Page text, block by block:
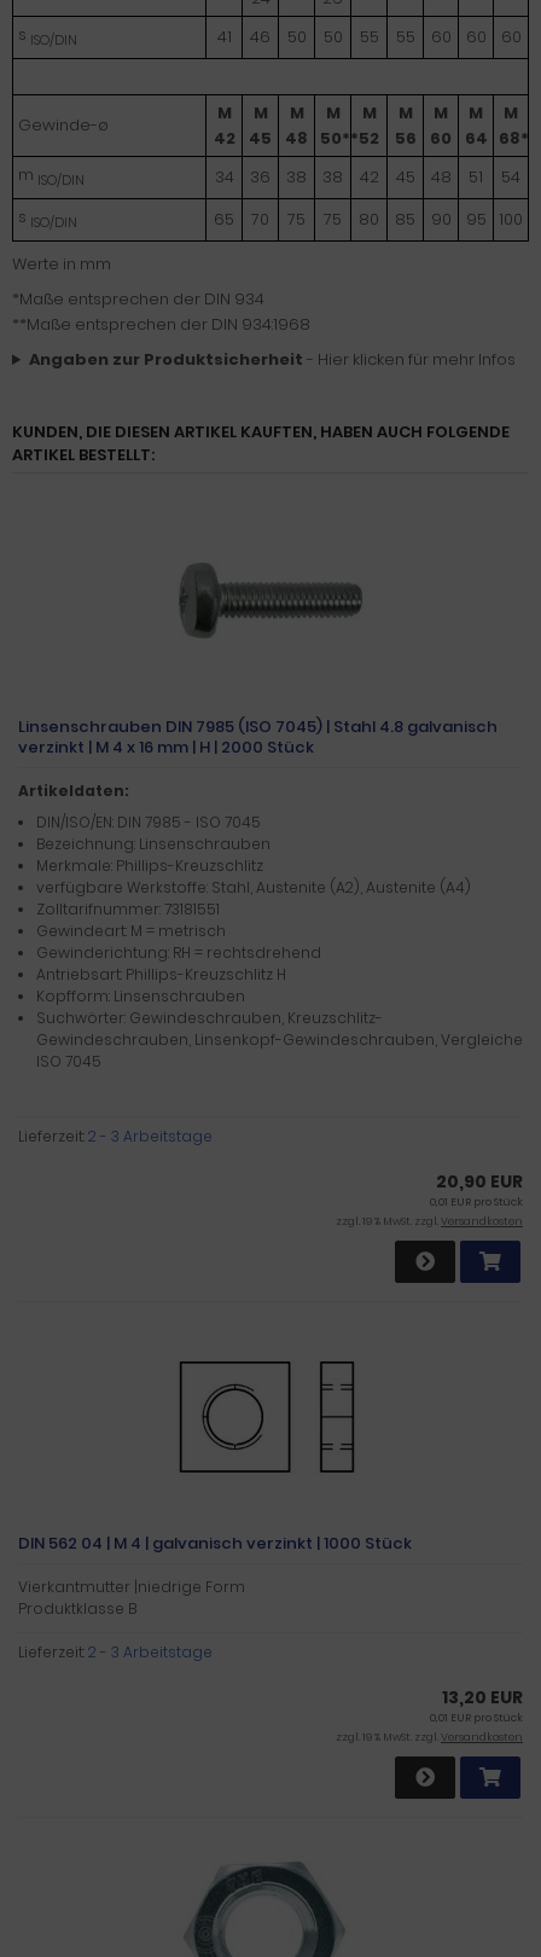
s ISO/DIN 41 46 50 50 55 55 60 60 60
Gewinde-ø
M
42
M
45
M
48
M
50**
M
52
M
56
M
60
M
64
M
68*
m ISO/DIN 34 36 38 38 42 45 48 51
54
s ISO/DIN 65 70 75 75 80 85 90 95
100
Werte in mm
*Maße entsprechen der DIN 934
**Maße entsprechen der DIN 934:1968
Angaben zur Produktsicherheit - Hier klicken für mehr Infos
KUNDEN, DIE DIESEN ARTIKEL KAUFTEN, HABEN AUCH FOLGENDE
ARTIKEL BESTELLT:
Linsenschrauben DIN 7985 (ISO 7045) | Stahl 4.8 galvanisch
verzinkt | M 4 x 16 mm | H | 2000 Stück
Artikeldaten:
DIN/ISO/EN: DIN 7985 - ISO 7045
Bezeichnung: Linsenschrauben
Merkmale: Phillips-Kreuzschlitz
verfügbare Werkstoffe: Stahl, Austenite (A2), Austenite (A4)
Zolltarifnummer: 73181551
Gewindeart: M = metrisch
Gewinderichtung: RH = rechtsdrehend
Antriebsart: Phillips-Kreuzschlitz H
Kopfform: Linsenschrauben
Suchwörter: Gewindeschrauben, Kreuzschlitz-
Gewindeschrauben, Linsenkopf-Gewindeschrauben, Vergleiche
ISO 7045
Lieferzeit:2 - 3 Arbeitstage
20,90 EUR
0,01 EUR pro Stück
zzgl. 19 % MwSt. zzgl.Versandkosten
DIN 562 04 | M 4 | galvanisch verzinkt | 1000 Stück
Vierkantmutter |niedrige Form
Produktklasse B
Lieferzeit:2 - 3 Arbeitstage
13,20 EUR
0,01 EUR pro Stück
zzgl. 19 % MwSt. zzgl.Versandkosten